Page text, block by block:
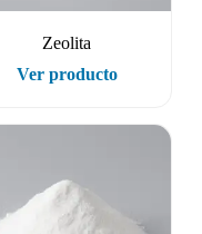
Zeolita
Ver producto